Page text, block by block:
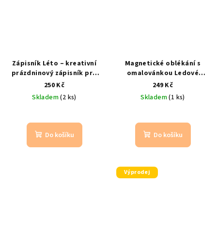
Zápisník Léto – kreativní
prázdninový zápisník pro
Pro letní nápady,
zážitky a vzpomínky
250 Kč
Skladem(2 ks)
Do košíku
Magnetické oblékání s
omalovánkou Ledové
královstvíkreativní
oblékání a zábava s Elsou a
Annou
249 Kč
Skladem(1 ks)
Do košíku
Výprodej